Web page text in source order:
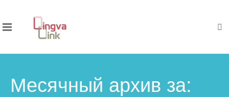
Месячный архив за: